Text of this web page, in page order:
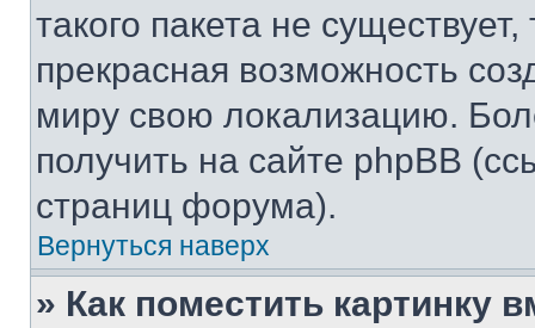
такого пакета не
прекрасная возможность
миру свою локализацию.
получить на сайте phpBB
страниц форума).
Вернуться наверх
» Как поместить картинку